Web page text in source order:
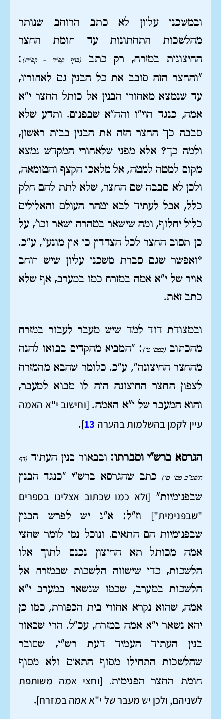
ובמשכני עליון לא כתב הרוחב שנותר
מהלשכות התחתונות עד חומת החצר
החיצונית במזרח, רק כתב
(בדף קפ"ד – קפ"ה) :
"והחצר הזה סובב את כל הבנין גם לאחוריו,
עד שנמצא מאחורי הבנין אל כותל החצר י"א
אמה, כנגד הוי"ו והה"א שבפנים. ותדע שלא
סבבה כך החצר הזה את הבנין בבית ראשון,
ולמה כך? אלא מפני שלאחורי המקדש נמצא
מקום למטה למטה, אל מלאכי הקצף והטומאה,
ולכן לא סבבה שם החצר, שלא לתת להם חלק
כלל, אבל לעתיד לבא יטהר העולם והאלילים
כליל יחלוף, ומה שישאר בטהרה ישאר וכו', על
כן תסוב החצר לכל הצדדין כי אין מונע", ע"כ.
*ואפשר שגם סברת משכני עליון שיש רוחב
אויר של י"א אמה במזרח כמו במערב, אף שלא
כתב זאת.
ובמצודת דוד למד שיש מעבר לעבור במזרח
מהכתוב (בפס' ט') : "המביא מהקדים בבואו להנה
מהחצר החיצונה", ע"כ. כלומר שהבא מהמזרח
לצפון החצר החיצונה היה לו מבוא למעבר,
והוא המעבר של י"א האמה. [וחישוב י"א האמה
עיין לקמן בהשלמות בהערה 13
]
.
הגרסא ברש"י וסברתו:ובבאור בנין העתיד (דף
תשמ"ב פס' ט')
כתב שהגרסא ברש"י "כנגד הבנין
שבפנימיות" [ולא כמו שכתוב אצלינו בספרים
"שבפנימית"]
וז"ל: א"נ יש לפרש הבנין
שבפנימיות הם התאים, ונוכל נמי לומר שחצי
אמה מכותל תא החיצון נכנס לתוך אלו
הלשכות, כדי שישווה הלשכות שבמזרח אל
הלשכות במערב, שכמו שנשאר במערב י"א
אמה, שהוא נקרא אחורי בית הכפורת, כמו כן
יהא נשאר י"א אמה במזרח, עכ"ל. הרי שבאור
בנין העתיד העמיד דעת רש"י, שסובר
שהלשכות התחילו מסוף התאים ולא מסוף
חומת החצר הפנימית. [וחצי אמה משותפת
לשניהם, ולכן יש מעבר של י"א אמה במזרח].